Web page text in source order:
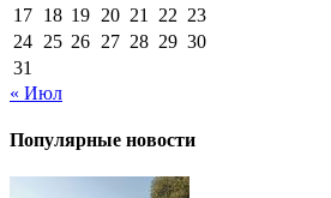
17 18 19 20 21 22 23
24 25 26 27 28 29 30
31
« Июл
Популярные новости